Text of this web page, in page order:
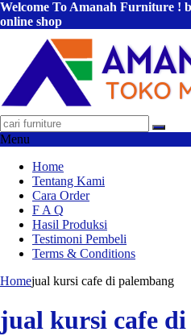
Welcome To Amanah Furniture !
online shop
Menu
Home
Tentang Kami
Cara Order
F A Q
Hasil Produksi
Testimoni Pembeli
Terms & Conditions
Homejual kursi cafe di palembang
jual kursi cafe di